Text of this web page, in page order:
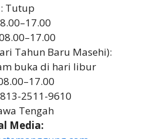
Tutup
Tahun Baru Masehi):
buka di hari libur
2511-9610
Tengah
Media: